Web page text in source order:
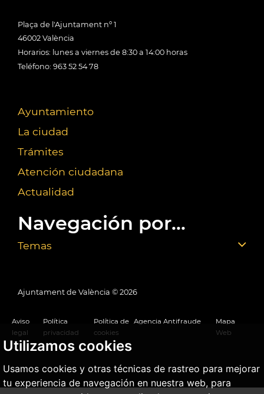
Utilizamos cookies
Usamos cookies y otras técnicas de rastreo para mejorar
tu experiencia de navegación en nuestra web, para
Plaça de l'Ajuntament nº 1
46002 València
Horarios: lunes a viernes de 8:30 a 14:00 horas
Teléfono: 963 52 54 78
Ayuntamiento
La ciudad
Trámites
Atención ciudadana
Actualidad
Navegación por...
Temas
Ajuntament de València © 2026
Aviso
legal
Política
privacidad
Política de
cookies
Agencia Antifraude
Mapa
Web